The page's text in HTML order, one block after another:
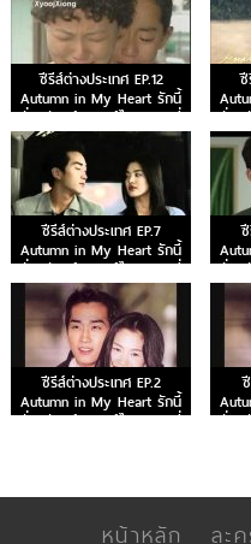
ซีรีส์ต่างประเทศ EP.12
Autumn in My Heart รักนี้
ชั่วนิรันดร์ พากย์ไทย ตอนที่
12
ซี
ชั่วนิ
ซีรีส์ต่างประเทศ EP.7
Autumn in My Heart รักนี้
ชั่วนิรันดร์ พากย์ไทย ตอนที่
7
ชั่วนิ
ซีรีส์ต่างประเทศ EP.2
Autumn in My Heart รักนี้
ชั่วนิรันดร์ พากย์ไทย ตอนที่
ชั่วนิ
หน้าหลัก ละ